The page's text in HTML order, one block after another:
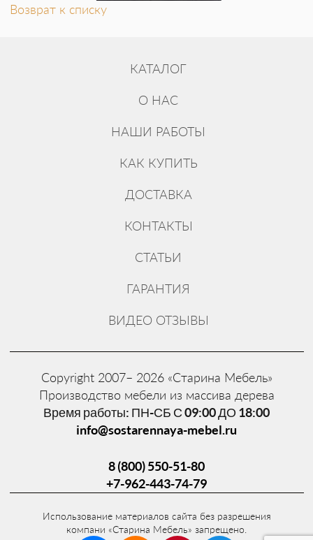
Возврат к списку
КАТАЛОГ
О НАС
НАШИ РАБОТЫ
КАК КУПИТЬ
ДОСТАВКА
КОНТАКТЫ
СТАТЬИ
ГАРАНТИЯ
ВИДЕО ОТЗЫВЫ
Copyright 2007– 2026 «Старина Мебель»
Производство мебели из массива дерева
Время работы: ПН-СБ С 09:00 ДО 18:00
info@sostarennaya-mebel.ru
8 (800) 550-51-80
+7-962-443-74-79
Использование материалов сайта без разрешения
компани «Старина Мебель» запрещено.